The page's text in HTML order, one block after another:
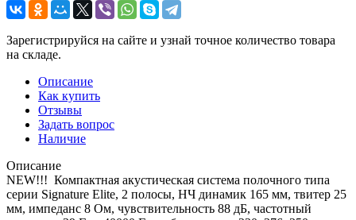
Зарегистрируйся на сайте и узнай точное количество товара
на складе.
Описание
Как купить
Отзывы
Задать вопрос
Наличие
Описание
NEW!!! Компактная акустическая система полочного типа
серии Signature Elite, 2 полосы, НЧ динамик 165 мм, твитер 25
мм, импеданс 8 Ом, чувствительность 88 дБ, частотный